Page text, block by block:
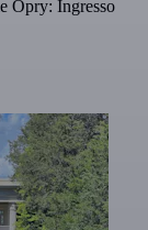
Opry: Ingresso